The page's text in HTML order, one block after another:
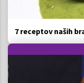
7 receptov naših